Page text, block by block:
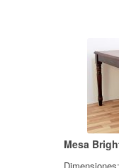
Mesa